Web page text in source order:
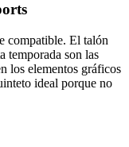
compatible. El talón
temporada son las
los elementos gráficos
ideal porque no